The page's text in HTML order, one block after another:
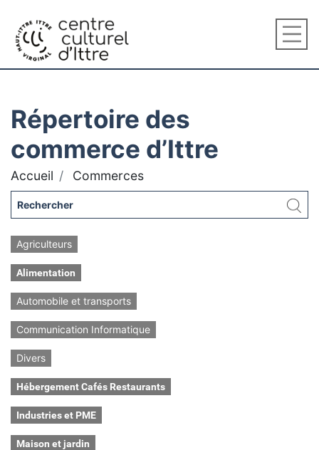
Répertoire des
commerce d’Ittre
Accueil Commerces
Agriculteurs
Alimentation
Automobile et transports
Communication Informatique
Divers
Hébergement Cafés Restaurants
Industries et PME
Maison et jardin